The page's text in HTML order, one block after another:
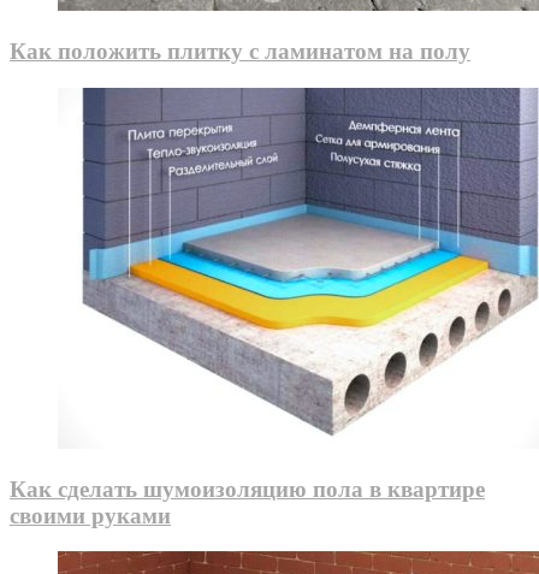
Как положить плитку с ламинатом на полу
Как сделать шумоизоляцию пола в квартире
своими руками